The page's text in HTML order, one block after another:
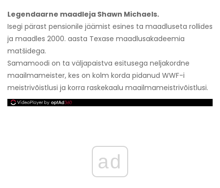
Legendaarne maadleja Shawn Michaels.
Isegi pärast pensionile jäämist esines ta maadluseta rollides
ja maadles 2000. aasta Texase maadlusakadeemia
matšidega.
Samamoodi on ta väljapaistva esitusega neljakordne
maailmameister, kes on kolm korda pidanud WWF-i
meistrivõistlusi ja korra raskekaalu maailmameistrivõistlusi.
ad